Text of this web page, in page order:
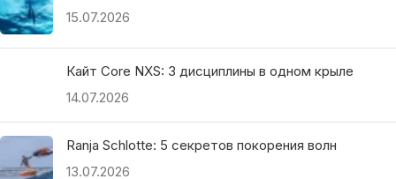
15.07.2026
Кайт Core NXS: 3 дисциплины в одном крыле
14.07.2026
Ranja Schlotte: 5 секретов покорения волн
13.07.2026